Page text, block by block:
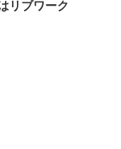
リブワーク